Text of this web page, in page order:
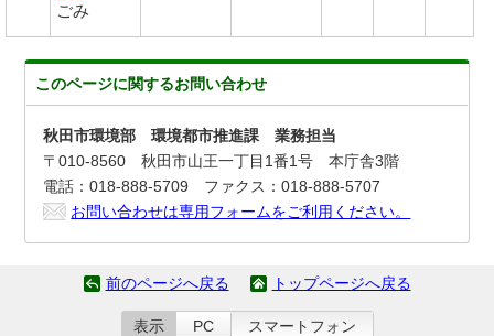
ごみ
このページに関するお問い合わせ
秋田市環境部 環境都市推進課 業務担当
〒010-8560 秋田市山王一丁目1番1号 本庁舎3階
電話：018-888-5709 ファクス：018-888-5707
お問い合わせは専用フォームをご利用ください。
前のページへ戻る トップページへ戻る
表示 PC スマートフォン